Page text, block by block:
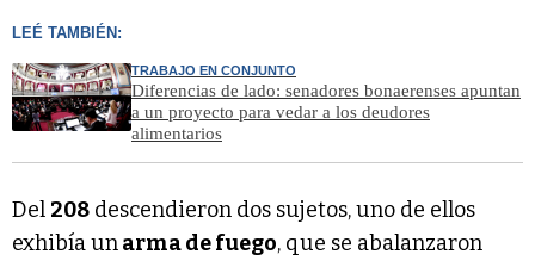
LEÉ TAMBIÉN:
TRABAJO EN CONJUNTO
Diferencias de lado: senadores bonaerenses apuntan
a un proyecto para vedar a los deudores
alimentarios
Del 208 descendieron dos sujetos, uno de ellos
exhibía unarma de fuego, que se abalanzaron